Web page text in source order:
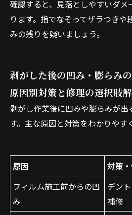
確認すると、見落としやすいダメ
ります。指でなぞってザラつき
みの残りを疑いましょう。
剥がした後の凹み・膨らみ
原因別対策と修理の選択肢
剥がし作業後に凹みや膨らみが出
す。主な原因と対策をわかりやす
原因
対策
フィルム施工前からの凹
み
デン
補修